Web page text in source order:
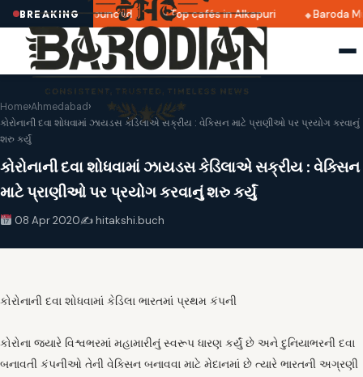
BREAKING
2025 dates announced Top cafés in Alkapuri Baroda
Home›Ahmedabad›
કોરોનાની દવા શોધવામાં ઝાયડસ કેડિલાએ સક્રીય : વેક્સિન માટે પ્રાણીઓ પર પ્રયોગ કરવાનું
શરુ કર્યું
કોરોનાની દવા શોધવામાં ઝાયડસ કેડિલાએ સક્રીય : વેક્સિન
માટે પ્રાણીઓ પર પ્રયોગ કરવાનું શરુ કર્યું
08 Apr 2020✍️ hitakshi.buch
કોરોનાની દવા શોધવામાં કેડિલા ભારતમાં પ્રથમ કંપની
કોરોના જયારે વિશ્વભરમાં મહામારીનું સ્વરૂપ ધારણ કર્યું છે અને દુનિયાભરની દવા
બનાવતી કંપનીઓ તેની વેક્સિન બનાવવા માટે મેદાનમાં છે ત્યારે ભારતની અગ્રણી